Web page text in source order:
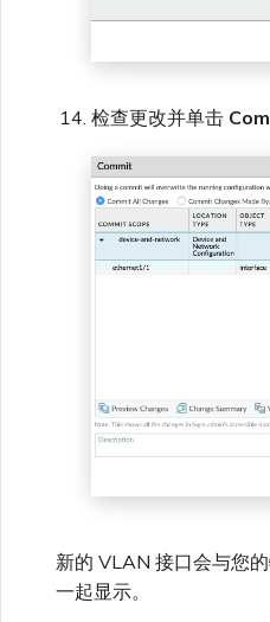
检查更改并单击
新的 VLAN 接口会与您
一起显示。